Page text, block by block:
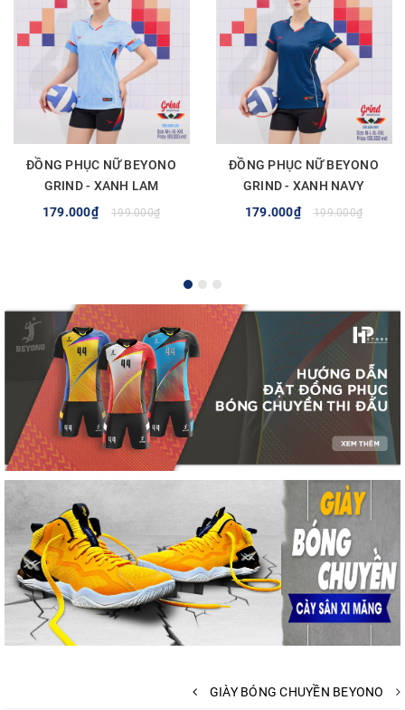
ĐỒNG PHỤC NỮ BEYONO
GRIND - XANH LAM
179.000₫
199.000₫
ĐỒNG PHỤC NỮ BEYONO
GRIND - XANH NAVY
179.000₫
199.000₫
GIÀY BÓNG CHUYỀN BEYONO